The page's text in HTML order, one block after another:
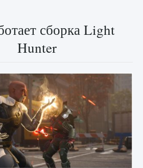
сборка Light
Hunter